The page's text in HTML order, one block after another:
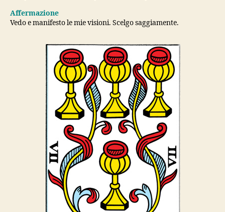
Affermazione
Vedo e manifesto le mie visioni. Scelgo saggiamente.